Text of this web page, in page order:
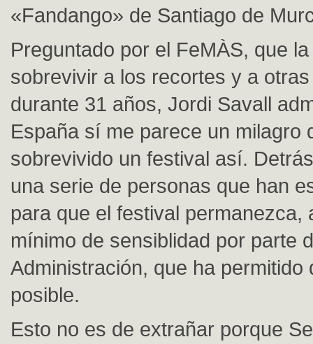
«Fandango» de Santiago de
Preguntado por el FeMÀS, que
sobrevivir a los recortes y a
durante 31 años, Jordi Savall
España sí me parece un milagro
sobrevivido un festival así.
una serie de personas que han
para que el festival permanezca,
mínimo de sensiblidad por parte
Administración, que ha permitido
posible.
Esto no es de extrañar porque